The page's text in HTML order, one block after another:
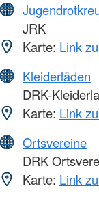
JRK
Karte: Link
Kleiderläden
DRK-
Karte: Link
Ortsvereine
DRK
Karte: Link